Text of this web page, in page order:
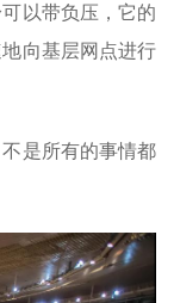
以带负压，它的
向基层网点进行
是所有的事情都